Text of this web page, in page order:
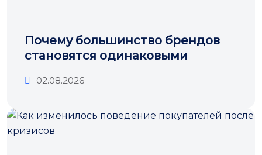
Почему большинство брендов
становятся одинаковыми
02.08.2026